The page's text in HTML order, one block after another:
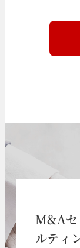
M&Aセ
ルティ